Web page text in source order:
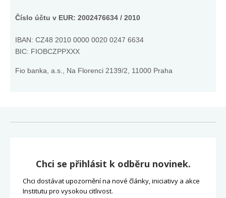
Číslo účtu v EUR: 2002476634 / 2010
IBAN: CZ48 2010 0000 0020 0247 6634
BIC: FIOBCZPPXXX
Fio banka, a.s., Na Florenci 2139/2, 11000 Praha
Chci se přihlásit k odběru novinek.
Chci dostávat upozornění na nové články, iniciativy a akce
Institutu pro vysokou citlivost.